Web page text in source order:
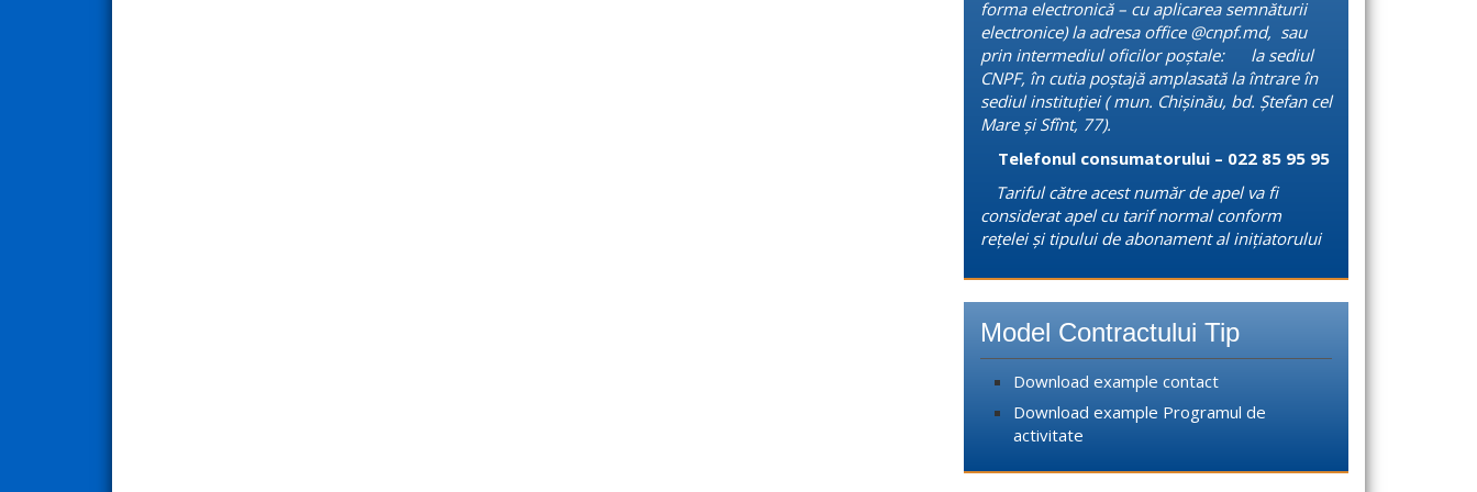
forma electronică – cu aplicarea semnăturii
electronice) la adresa office @cnpf.md, sau
prin intermediul oficilor poștale: la sediul
CNPF, în cutia poștajă amplasată la întrare în
sediul instituției ( mun. Chișinău, bd. Ștefan cel
Mare și Sfînt, 77).
Telefonul consumatorului – 022 85 95 95
Tariful către acest număr de apel va fi
considerat apel cu tarif normal conform
rețelei și tipului de abonament al inițiatorului
Model Contractului Tip
Download example contact
Download example Programul de
activitate